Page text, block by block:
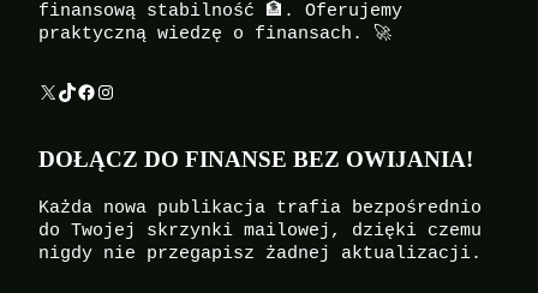
finansową stabilność 🏦. Oferujemy
praktyczną wiedzę o finansach. 🚀
X TikTok Facebook Instagram
DOŁĄCZ DO FINANSE BEZ OWIJANIA!
Każda nowa publikacja trafia bezpośrednio
do Twojej skrzynki mailowej, dzięki czemu
nigdy nie przegapisz żadnej aktualizacji.